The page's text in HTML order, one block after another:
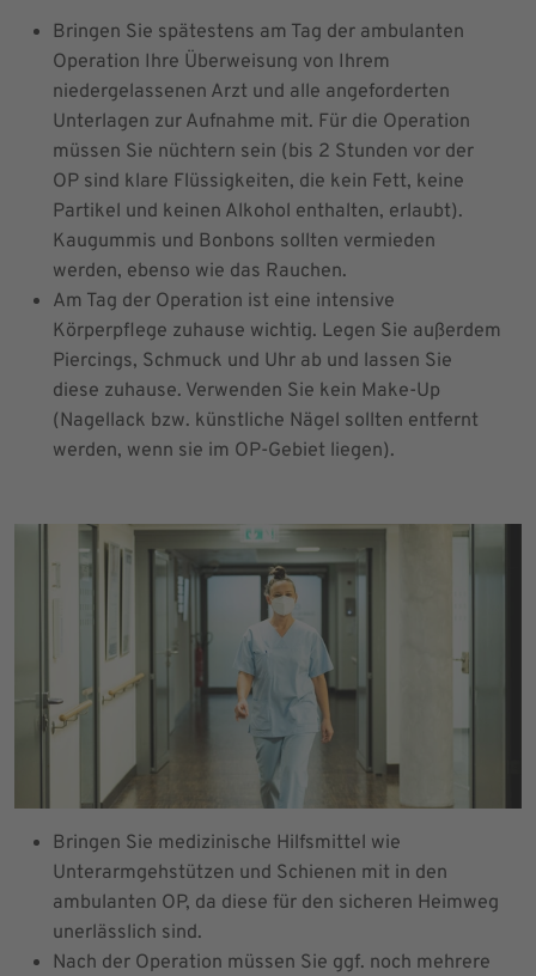
Bringen Sie spätestens am Tag der ambulanten
Operation Ihre Überweisung von Ihrem
niedergelassenen Arzt und alle angeforderten
Unterlagen zur Aufnahme mit. Für die Operation
müssen Sie nüchtern sein (bis 2 Stunden vor der
OP sind klare Flüssigkeiten, die kein Fett, keine
Partikel und keinen Alkohol enthalten, erlaubt).
Kaugummis und Bonbons sollten vermieden
werden, ebenso wie das Rauchen.
Am Tag der Operation ist eine intensive
Körperpflege zuhause wichtig. Legen Sie außerdem
Piercings, Schmuck und Uhr ab und lassen Sie
diese zuhause. Verwenden Sie kein Make-Up
(Nagellack bzw. künstliche Nägel sollten entfernt
werden, wenn sie im OP-Gebiet liegen).
Bringen Sie medizinische Hilfsmittel wie
Unterarmgehstützen und Schienen mit in den
ambulanten OP, da diese für den sicheren Heimweg
unerlässlich sind.
Nach der Operation müssen Sie ggf. noch mehrere